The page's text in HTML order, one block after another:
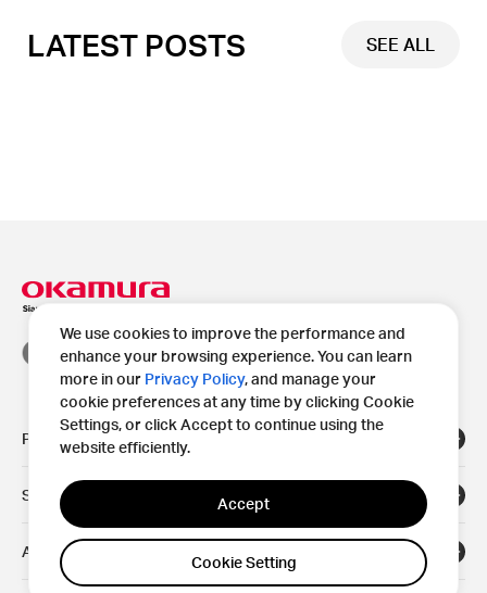
We use cookies to improve the performance and
enhance your browsing experience. You can learn
more in our Privacy Policy, and manage your
cookie preferences at any time by clicking Cookie
Settings, or click Accept to continue using the
website efficiently.
Cookie Setting
Accept
LATEST POSTS SEE ALL
Products
Solutions
Areas